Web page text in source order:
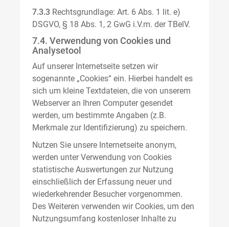
7.3.3 Rechtsgrundlage: Art. 6 Abs. 1 lit. e)
DSGVO, § 18 Abs. 1, 2 GwG i.V.m. der TBelV.
7.4. Verwendung von Cookies und
Analysetool
Auf unserer Internetseite setzen wir
sogenannte „Cookies“ ein. Hierbei handelt es
sich um kleine Textdateien, die von unserem
Webserver an Ihren Computer gesendet
werden, um bestimmte Angaben (z.B.
Merkmale zur Identifizierung) zu speichern.
Nutzen Sie unsere Internetseite anonym,
werden unter Verwendung von Cookies
statistische Auswertungen zur Nutzung
einschließlich der Erfassung neuer und
wiederkehrender Besucher vorgenommen.
Des Weiteren verwenden wir Cookies, um den
Nutzungsumfang kostenloser Inhalte zu